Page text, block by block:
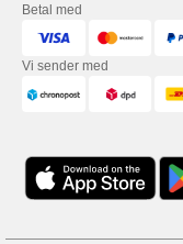
Betal med
Vi sender med